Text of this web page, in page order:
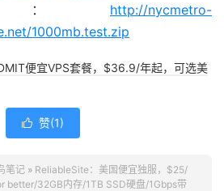
： http://nycmetro-
1000mb.test.zip
便宜VPS套餐，$36.9/年起，可选美
 赞(1)
笔记» ReliableSite：美国便宜独服，$25/
better/32GB内存/1TB SSD硬盘/1Gbps带